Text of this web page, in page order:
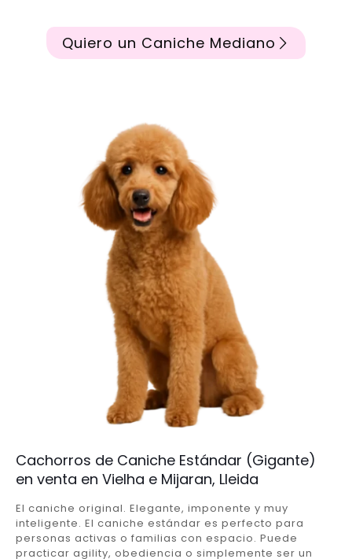
Quiero un Caniche Mediano
Cachorros de Caniche Estándar (Gigante)
en venta en Vielha e Mijaran, Lleida
El caniche original. Elegante, imponente y muy
inteligente. El caniche estándar es perfecto para
personas activas o familias con espacio. Puede
practicar agility, obediencia o simplemente ser un